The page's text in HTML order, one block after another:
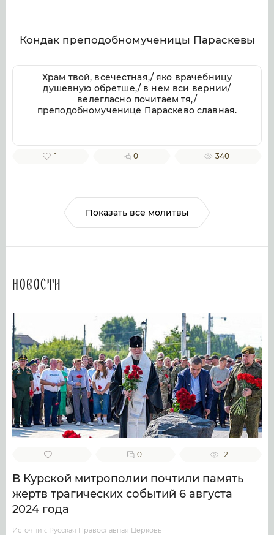
Кондак преподобномученицы Параскевы
Храм твой, всечестная,/ яко врачебницу
душевную обретше,/ в нем вси вернии/
велегласно почитаем тя,/
преподобномученице Параскево славная.
1 0 340
Показать все молитвы
Новости
1 0 12
В Курской митрополии почтили память
жертв трагических событий 6 августа
2024 года
Источник: Русская Православная Церковь